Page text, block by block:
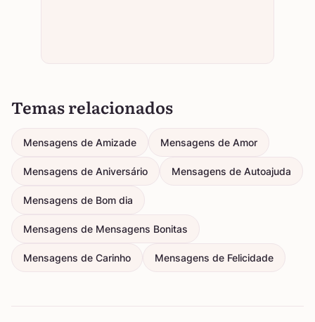
Temas relacionados
Mensagens de Amizade Mensagens de Amor
Mensagens de Aniversário Mensagens de Autoajuda
Mensagens de Bom dia
Mensagens de Mensagens Bonitas
Mensagens de Carinho Mensagens de Felicidade